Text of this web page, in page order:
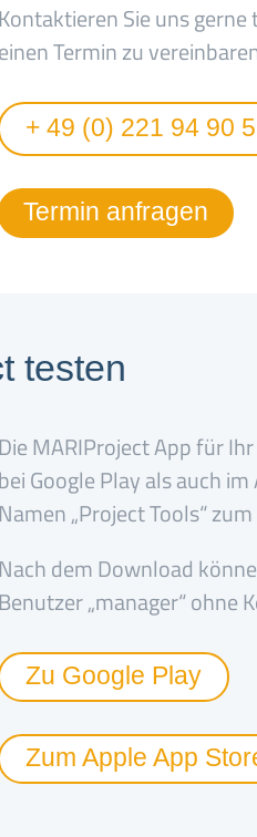
Kontaktieren Sie uns
einen Termin zu
+ 49 (0) 221 94 90
Termin anfragen
testen
Die MARIProject App für
bei Google Play als auch
Namen „Project Tools“
Nach dem Download
Benutzer „manager“ ohne
Zu Google Play
Zum Apple App